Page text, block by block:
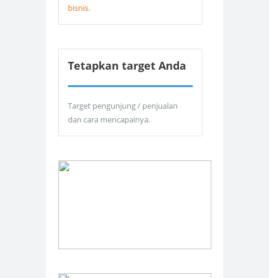
bisnis.
Tetapkan target Anda
Target pengunjung / penjualan
dan cara mencapainya.